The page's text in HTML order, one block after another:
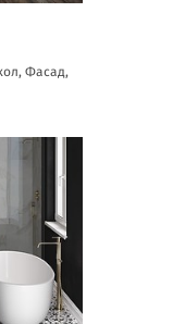
Фасад,